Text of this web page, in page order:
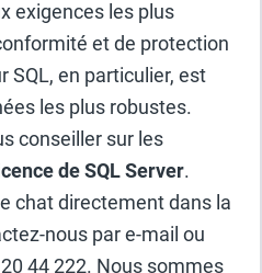
exigences les plus
et de protection
SQL, en particulier, est
les plus robustes.
conseiller sur les
de SQL Server.
chat directement dans la
nous par e-mail ou
44 222. Nous sommes